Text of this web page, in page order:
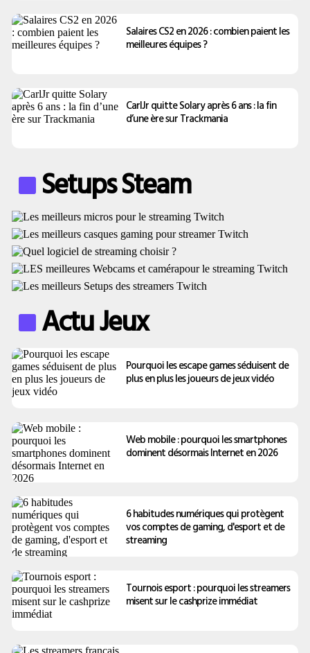
Salaires CS2 en 2026 : combien paient les
meilleures équipes ?
CarlJr quitte Solary après 6 ans : la fin
d’une ère sur Trackmania
Setups Steam
Actu Jeux
Pourquoi les escape games séduisent de
plus en plus les joueurs de jeux vidéo
Web mobile : pourquoi les smartphones
dominent désormais Internet en 2026
6 habitudes numériques qui protègent
vos comptes de gaming, d'esport et de
streaming
Tournois esport : pourquoi les streamers
misent sur le cashprize immédiat